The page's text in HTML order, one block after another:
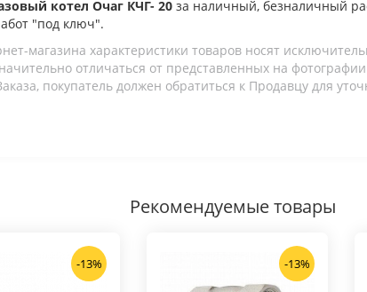
котел Очаг КЧГ- 20 за наличный, безналичный
"под ключ".
магазина характеристики товаров носят
отличаться от представленных на
покупатель должен обратиться к Продавцу для
Рекомендуемые товары
-13% -13%